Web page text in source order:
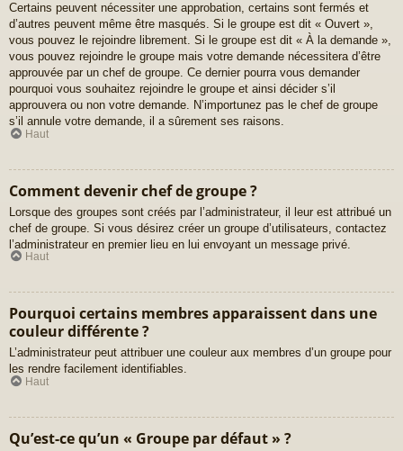
Certains peuvent nécessiter une approbation, certains sont fermés et
d’autres peuvent même être masqués. Si le groupe est dit « Ouvert »,
vous pouvez le rejoindre librement. Si le groupe est dit « À la demande »,
vous pouvez rejoindre le groupe mais votre demande nécessitera d’être
approuvée par un chef de groupe. Ce dernier pourra vous demander
pourquoi vous souhaitez rejoindre le groupe et ainsi décider s’il
approuvera ou non votre demande. N’importunez pas le chef de groupe
s’il annule votre demande, il a sûrement ses raisons.
Haut
Comment devenir chef de groupe ?
Lorsque des groupes sont créés par l’administrateur, il leur est attribué un
chef de groupe. Si vous désirez créer un groupe d’utilisateurs, contactez
l’administrateur en premier lieu en lui envoyant un message privé.
Haut
Pourquoi certains membres apparaissent dans une
couleur différente ?
L’administrateur peut attribuer une couleur aux membres d’un groupe pour
les rendre facilement identifiables.
Haut
Qu’est-ce qu’un « Groupe par défaut » ?